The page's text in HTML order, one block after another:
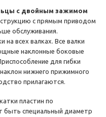
с двойным зажимом
с прямым приводом
обслуживания.
всех валках. Все валки
наклонные боковые
для гибки
нижнего прижимного
прилагаются.
пластин по
быть специальный диаметр